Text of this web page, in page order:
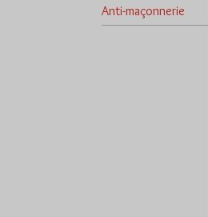
Anti-maçonnerie